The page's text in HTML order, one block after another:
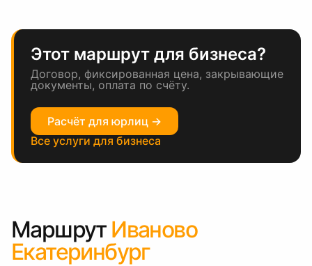
Этот маршрут для бизнеса?
Договор, фиксированная цена, закрывающие
документы, оплата по счёту.
Расчёт для юрлиц →
Все услуги для бизнеса
Маршрут Иваново
Екатеринбург